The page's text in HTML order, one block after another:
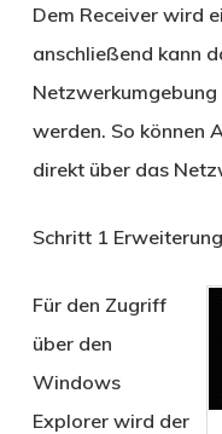
Dem Receiver wird
anschließend kann
werden. So können
direkt über das
Schritt 1
Für den Zugriff
über den
Windows
Explorer wird der